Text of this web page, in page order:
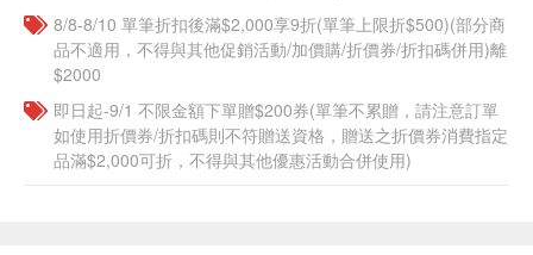
8/8-8/10 單筆折扣後滿$2,000享9折(單筆上限折$500)(部分商
品不適用，不得與其他促銷活動/加價購/折價券/折扣碼併用)離
$2000
即日起-9/1 不限金額下單贈$200券(單筆不累贈，請注意訂單
如使用折價券/折扣碼則不符贈送資格，贈送之折價券消費指定
品滿$2,000可折，不得與其他優惠活動合併使用)